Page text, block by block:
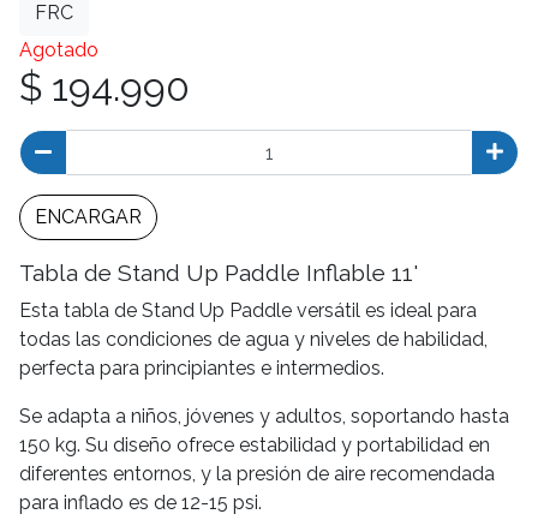
FRC
Agotado
$ 194.990
ENCARGAR
Tabla de Stand Up Paddle Inflable 11'
Esta tabla de Stand Up Paddle versátil es ideal para
todas las condiciones de agua y niveles de habilidad,
perfecta para principiantes e intermedios.
Se adapta a niños, jóvenes y adultos, soportando hasta
150 kg. Su diseño ofrece estabilidad y portabilidad en
diferentes entornos, y la presión de aire recomendada
para inflado es de 12-15 psi.